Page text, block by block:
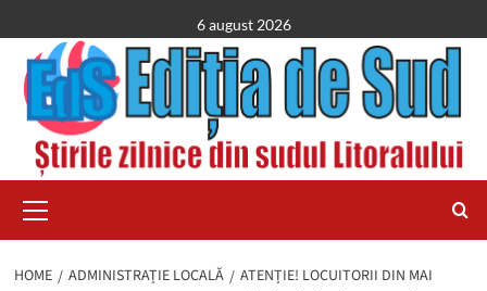
to
content
6 august 2026
Menu
HOME ADMINISTRAȚIE LOCALĂ
ATENȚIE! LOCUITORII DIN MAI